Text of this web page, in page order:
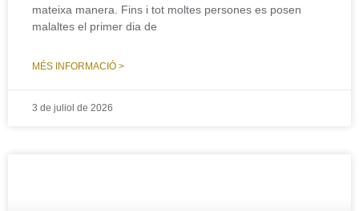
mateixa manera. Fins i tot moltes persones es posen
malaltes el primer dia de
MÉS INFORMACIÓ >
3 de juliol de 2026